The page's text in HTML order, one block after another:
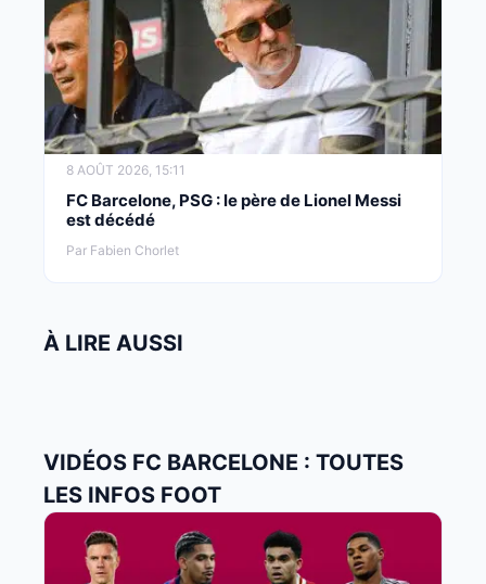
8 AOÛT 2026, 15:11
FC Barcelone, PSG : le père de Lionel Messi
est décédé
Par Fabien Chorlet
À LIRE AUSSI
VIDÉOS FC BARCELONE : TOUTES
LES INFOS FOOT